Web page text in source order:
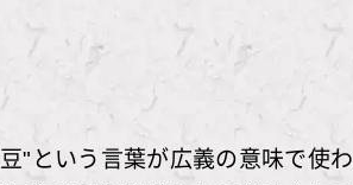
"という言葉が広義の意味で使わ